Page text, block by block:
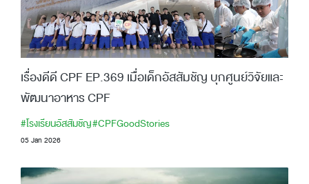
เรื่องดีดี CPF EP.369 เมื่อเด็กอัสสัมชัญ บุกศูนย์วิจัยและ
พัฒนาอาหาร CPF
#โรงเรียนอัสสัมชัญ#CPFGoodStories
05 Jan 2026